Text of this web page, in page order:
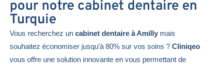
pour notre cabinet dentaire en
Turquie
Vous recherchez un cabinet dentaire à Amilly mais
souhaitez économiser jusqu’à 80% sur vos soins ? Cliniqeo
vous offre une solution innovante en vous permettant de